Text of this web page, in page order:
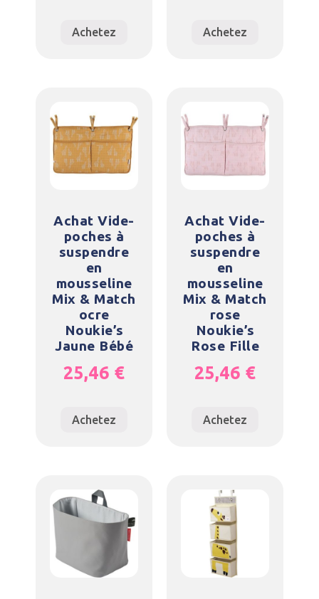
Achetez Achetez
Achat Vide-
poches à
suspendre
en
mousseline
Mix & Match
ocre
Noukie’s
Jaune Bébé
25,46 €
Achetez
Achat Vide-
poches à
suspendre
en
mousseline
Mix & Match
rose
Noukie’s
Rose Fille
25,46 €
Achetez